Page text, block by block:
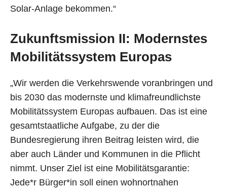
Solar-Anlage bekommen.“
Zukunftsmission II: Modernstes
Mobilitätssystem Europas
„Wir werden die Verkehrswende voranbringen und
bis 2030 das modernste und klimafreundlichste
Mobilitätssystem Europas aufbauen. Das ist eine
gesamtstaatliche Aufgabe, zu der die
Bundesregierung ihren Beitrag leisten wird, die
aber auch Länder und Kommunen in die Pflicht
nimmt. Unser Ziel ist eine Mobilitätsgarantie:
Jede*r Bürger*in soll einen wohnortnahen